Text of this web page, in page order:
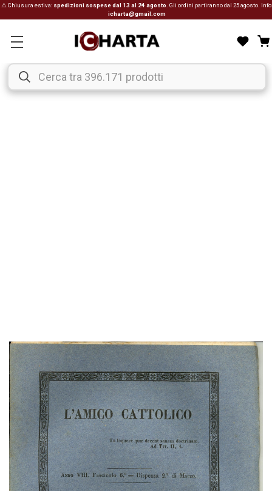
⚠ Chiusura estiva: spedizioni sospese dal 13 al 24 agosto . Gli ordini partiranno dal 25 agosto. Info:
icharta@gmail.com